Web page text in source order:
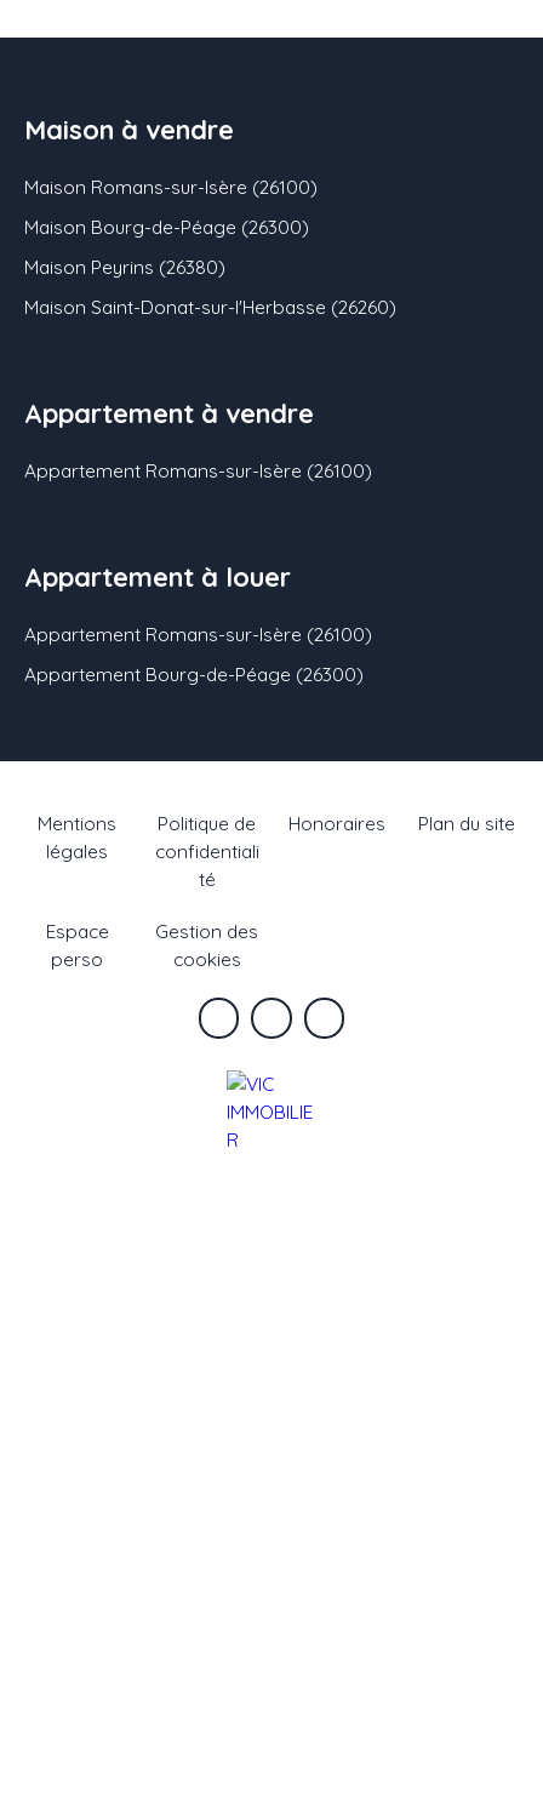
Maison à vendre
Maison Romans-sur-Isère (26100)
Maison Bourg-de-Péage (26300)
Maison Peyrins (26380)
Maison Saint-Donat-sur-l'Herbasse (26260)
Appartement à vendre
Appartement Romans-sur-Isère (26100)
Appartement à louer
Appartement Romans-sur-Isère (26100)
Appartement Bourg-de-Péage (26300)
Mentions
légales
Politique de
confidentiali
té
Honoraires Plan du site
Espace
perso
Gestion des
cookies